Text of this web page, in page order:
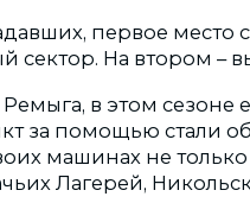
первое место
сектор. На втором –
в этом сезоне
за помощью стали
машинах не
Лагерей,